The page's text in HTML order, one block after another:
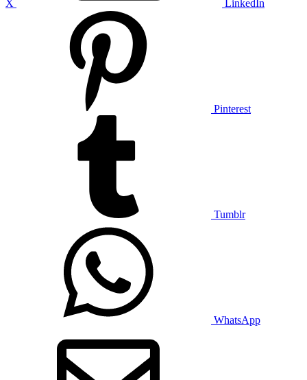
X LinkedIn
Pinterest
Tumblr
WhatsApp